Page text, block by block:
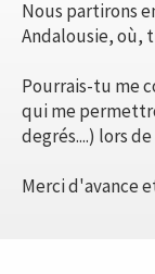
Nous partirons
Andalousie, où,
Pourrais-tu me
qui me
degrés....) lors
Merci d'avance